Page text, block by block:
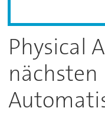
Physical
nächsten